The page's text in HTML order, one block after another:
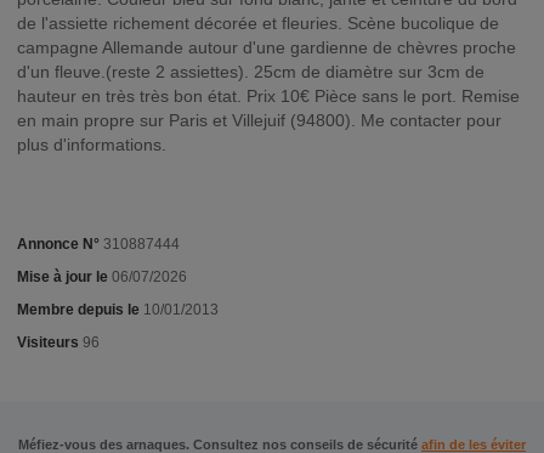
de l'assiette richement décorée et fleuries. Scène bucolique de
campagne Allemande autour d'une gardienne de chèvres proche
d'un fleuve.(reste 2 assiettes). 25cm de diamètre sur 3cm de
hauteur en très très bon état. Prix 10€ Pièce sans le port. Remise
en main propre sur Paris et Villejuif (94800). Me contacter pour
plus d'informations.
Annonce N° 310887444
Mise à jour le 06/07/2026
Membre depuis le 10/01/2013
Visiteurs 96
Méfiez-vous des arnaques. Consultez nos conseils de sécurité afin de les éviter